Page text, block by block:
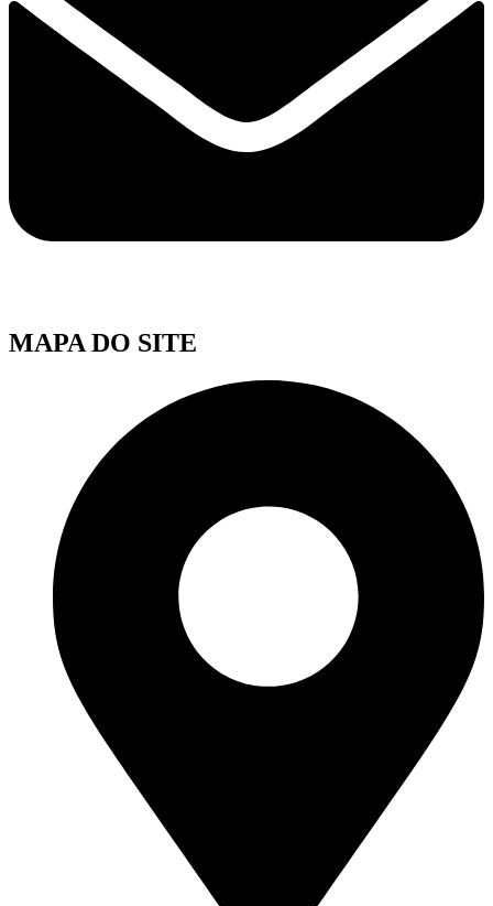
MAPA DO SITE